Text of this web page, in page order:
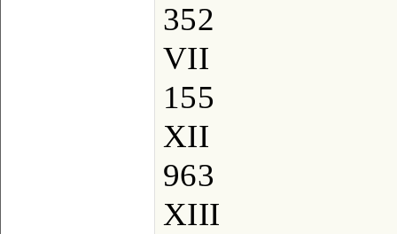
352
VII
155
XII
963
XIII